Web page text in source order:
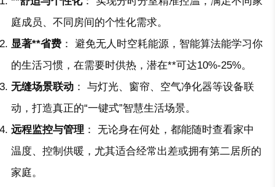
庭成员、不同房间的个性化需求。
显著**省费： 避免无人时空耗能源，智能算法能学习你
的生活习惯，在需要时供热，潜在**可达10%-25%。
无缝场景联动： 与灯光、窗帘、空气净化器等设备联
动，打造真正的“一键式”智慧生活场景。
远程监控与管理 ： 无论身在何处，都能随时查看家中
温度、控制供暖，尤其适合经常出差或拥有第二居所的
家庭。